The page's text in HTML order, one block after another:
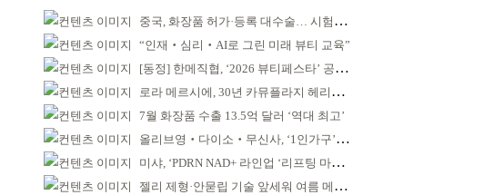
중국, 화장품 허가·등록 대수술… 시험자료 공용 허용
“인재‧심리‧AI로 그린 미래 뷰티 교육”
[동정] 한메직협, ‘2026 뷰티페스타’ 공동 주최
로라 메르시에, 30년 카뮤플라지 헤리티지 담아
7월 화장품 수출 13.5억 달러 ‘역대 최고’
올리브영‧다이소‧무신사, ‘1인가구’가 이끈다
미샤, ‘PDRN NAD+ 라인업 ‘리프팅 마스크’ 출시
젤리 제형·안묻립 기술 앞세워 여름 메이크업 시장 공략